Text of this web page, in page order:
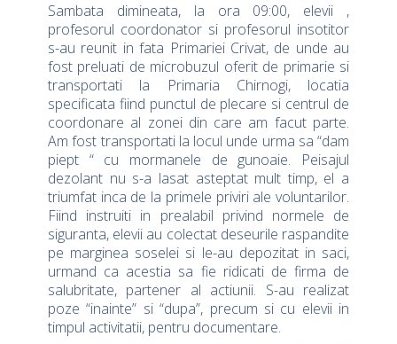
Sambata dimineata, la ora 09:00, elevii ,
profesorul coordonator si profesorul insotitor
s-au reunit in fata Primariei Crivat, de unde au
fost preluati de microbuzul oferit de primarie si
transportati la Primaria Chirnogi, locatia
specificata fiind punctul de plecare si centrul de
coordonare al zonei din care am facut parte.
Am fost transportati la locul unde urma sa “dam
piept “ cu mormanele de gunoaie. Peisajul
dezolant nu s-a lasat asteptat mult timp, el a
triumfat inca de la primele priviri ale voluntarilor.
Fiind instruiti in prealabil privind normele de
siguranta, elevii au colectat deseurile raspandite
pe marginea soselei si le-au depozitat in saci,
urmand ca acestia sa fie ridicati de firma de
salubritate, partener al actiunii. S-au realizat
poze “inainte” si “dupa”, precum si cu elevii in
timpul activitatii, pentru documentare.